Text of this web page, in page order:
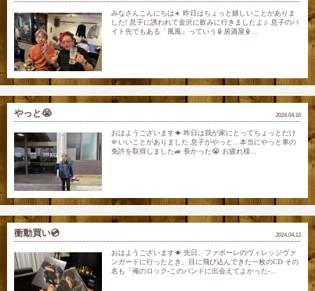
みなさんこんにちは☀️ 昨日はちょっと嬉しいことがありま
した! 息子に誘われて金沢に飲みに行きましたよ♫ 息子のバ
イト先でもある「風風」っていう🏮居酒屋🏮...
2024.04.16
やっと😭
おはようございます☀ 昨日は我が家にとってちょっとだけ
🤏いいことがありました 息子がやっと…本当にやっと車の
免許を取得しました🚙 長かった😭 お疲れ様...
2024.04.12
衝動買い💿
おはようございます☀ 先日、ファボーレのヴィレッジヴァ
ンガードに行ったとき、目に飛び込んできた一枚のCD その
名も「俺のロック-このバンドに出会えてよかった-...